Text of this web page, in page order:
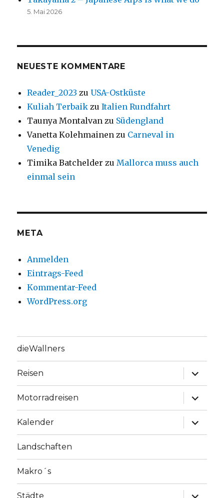
5. Mai 2026
NEUESTE KOMMENTARE
Reader_2023 zuUSA-Ostküste
Kuliah Terbaik zuItalien Rundfahrt
Taunya Montalvan zu Südengland
Vanetta Kolehmainen zu Carneval in
Venedig
Timika Batchelder zu Mallorca muss auch
einmal sein
META
Anmelden
Eintrags-Feed
Kommentar-Feed
WordPress.org
dieWallners
Reisen
Motorradreisen
Kalender
Landschaften
Makro´s
Städte